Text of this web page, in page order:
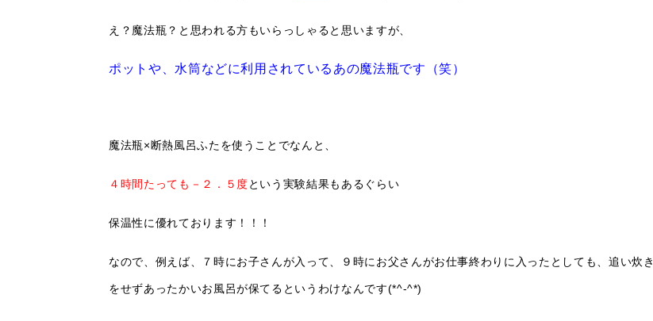
え？魔法瓶？と思われる方もいらっしゃると思いますが、
ポットや、水筒などに利用されているあの魔法瓶です（笑）
魔法瓶×断熱風呂ふたを使うことでなんと、
４時間たっても－２．５度という実験結果もあるぐらい
保温性に優れております！！！
なので、例えば、７時にお子さんが入って、９時にお父さんがお仕事終わりに入ったとしても、追い炊き
をせずあったかいお風呂が保てるというわけなんです(*^-^*)